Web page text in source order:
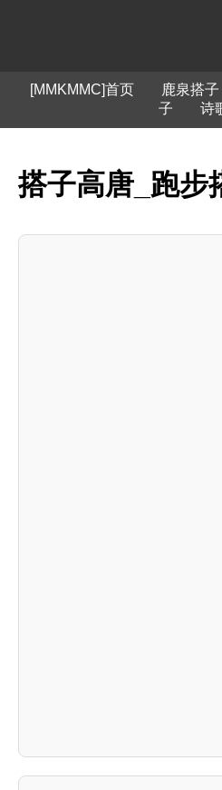
[MMKMMC]首页 鹿泉搭子
子
诗
搭子高唐_跑步